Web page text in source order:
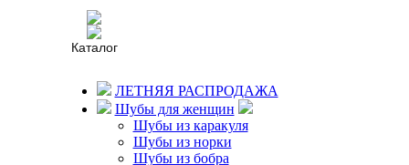
© Меховая фабрика “Соболь”,
Политика конфиденциальности Согласие на обработку
Каталог
ЛЕТНЯЯ РАСПРОДАЖА
Шубы для женщин
Шубы из каракуля
Шубы из норки
Шубы из бобра